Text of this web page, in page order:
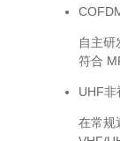
自主
符合
UHF非
在常规